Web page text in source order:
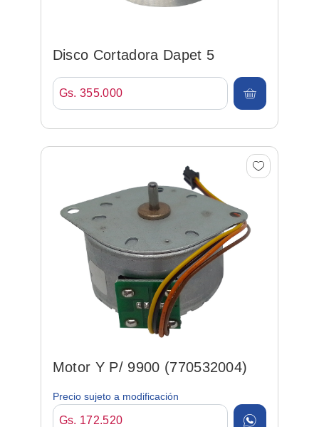
Disco Cortadora Dapet 5
Gs. 355.000
Motor Y P/ 9900 (770532004)
Precio sujeto a modificación
Gs. 172.520